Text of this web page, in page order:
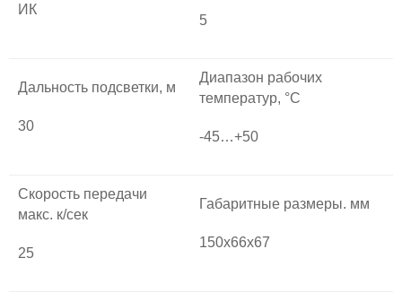
ИК
5
Дальность подсветки, м
30
Диапазон рабочих
температур, °С
-45…+50
Скорость передачи
макс. к/сек
25
Габаритные размеры. мм
150х66х67